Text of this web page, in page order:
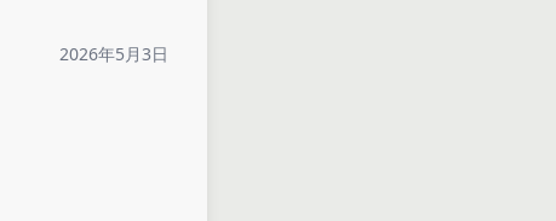
2026年5月3日